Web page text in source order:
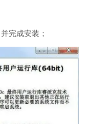
完成安装；